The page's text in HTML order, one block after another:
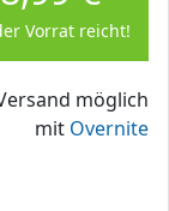
Vorrat reicht!
möglich
mit Overnite